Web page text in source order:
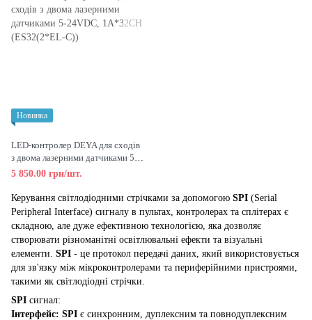
Новинка
LED-контролер DEYA для сходів
з двома лазерними датчиками 5-
24VDC, 1A*32CH (ES32(2*EL-
5 850.00 грн/шт.
Керування світлодіодними стрічками за допомогою SPI (Serial
Peripheral Interface) сигналу в пультах, контролерах та сплітерах є
складною, але дуже ефективною технологією, яка дозволяє
створювати різноманітні освітлювальні ефекти та візуальні
елементи. SPI - це протокол передачі даних, який використовується
для зв'язку між мікроконтролерами та периферійними пристроями,
такими як світлодіодні стрічки.
SPI сигнал:
Інтерфейс: SPI є синхронним, дуплексним та повнодуплексним